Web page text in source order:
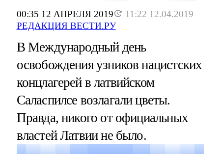
00:35 12 АПРЕЛЯ 2019
11:22 12.04.2019
РЕДАКЦИЯ ВЕСТИ.РУ
В Международный день
освобождения узников нацистских
концлагерей в латвийском
Саласпилсе возлагали цветы.
Правда, никого от официальных
властей Латвии не было.